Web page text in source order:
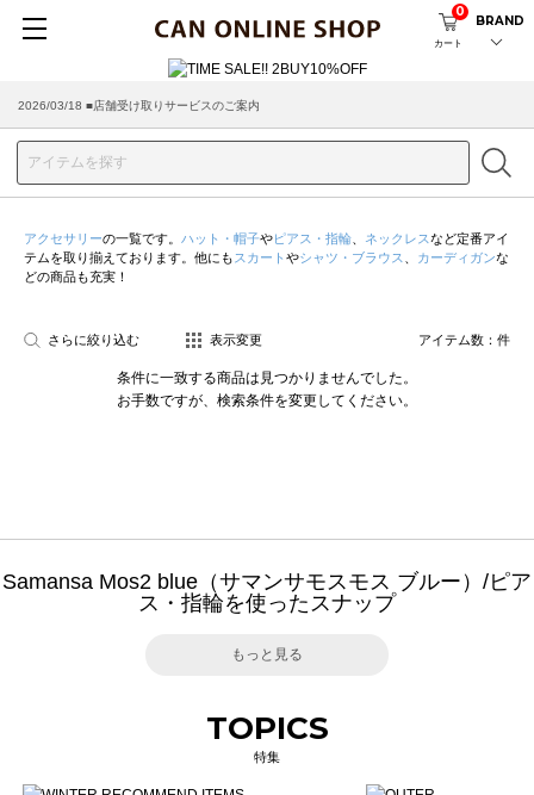
カート
0
BRAND
2026/03/18 ■店舗受け取りサービスのご案内
アクセサリーの一覧です。 ハット・帽子やピアス・指輪 ネックレスなど定番アイ
テムを取り揃えております。他にも スカート やシャツ・ブラウス カーディガンな
どの商品も充実！
さらに絞り込む 表示変更 アイテム数： 件
条件に一致する商品は見つかりませんでした。
お手数ですが、検索条件を変更してください。
Samansa Mos2 blue（サマンサモスモス ブルー）/ピア
ス・指輪を使ったスナップ
もっと見る
TOPICS
特集